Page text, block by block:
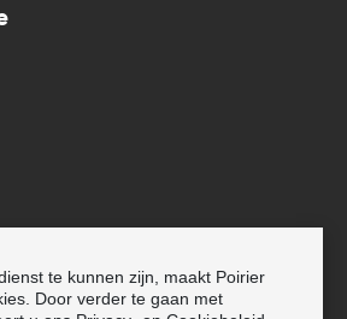
te kunnen zijn, maakt Poirier
Door verder te gaan met